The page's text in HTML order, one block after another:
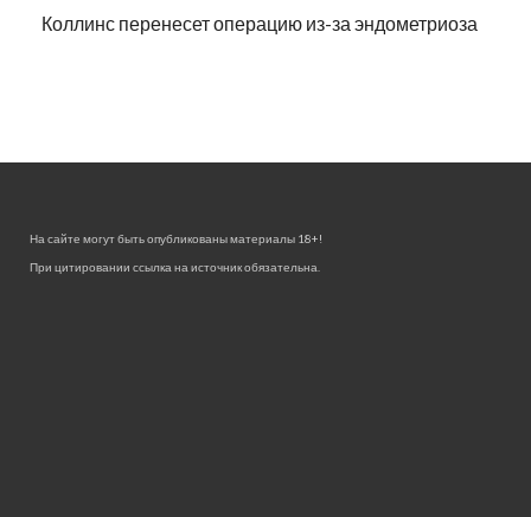
Коллинс перенесет операцию из-за эндометриоза
На сайте могут быть опубликованы материалы 18+!
При цитировании ссылка на источник обязательна.